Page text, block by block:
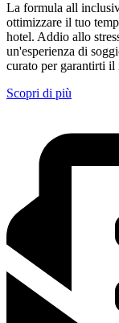
La formula all
ottimizzare il tuo
hotel. Addio allo
un'esperienza di
curato per garantirti il
Scopri di più